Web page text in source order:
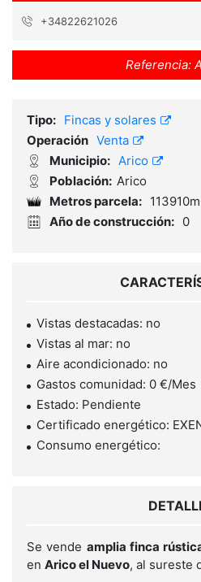
+34822621026
Referencia:
Tipo: Fincas y solares
Operación Venta
Municipio: Arico
Población: Arico
Metros parcela: 113910m
Año de construcción: 0
Vistas destacadas: no
Vistas al mar: no
Aire acondicionado: no
Gastos comunidad: 0 €/Mes
Estado: Pendiente
Certificado energético:
Consumo energético:
Se vende amplia finca
en Arico el Nuevo, al sureste